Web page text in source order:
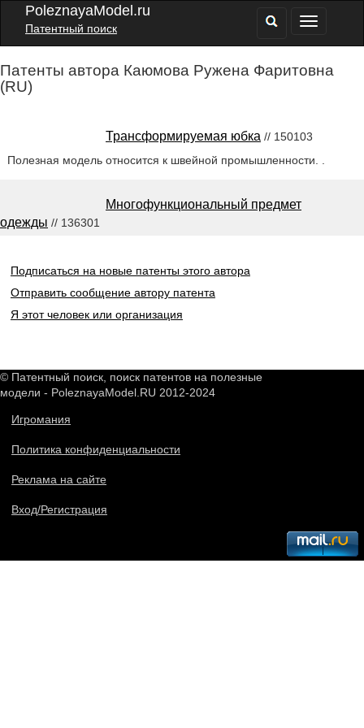
PoleznayaModel.ru
Патентный поиск
Патенты автора Каюмова Ружена Фаритовна
(RU)
Трансформируемая юбка // 150103
Полезная модель относится к швейной промышленности. .
Многофункциональный предмет
одежды // 136301
Подписаться на новые патенты этого автора
Отправить сообщение автору патента
Я этот человек или организация
© Патентный поиск, поиск патентов на полезные
модели - PoleznayaModel.RU 2012-2024
Игромания
Политика конфиденциальности
Реклама на сайте
Вход/Регистрация